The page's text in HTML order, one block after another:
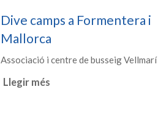
Dive camps a Formentera i
Mallorca
Associació i centre de busseig Vellmarí
Llegir més